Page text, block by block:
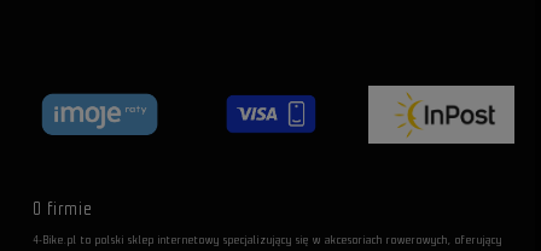
O firmie
4-Bike.pl to polski sklep internetowy specjalizujący się w akcesoriach rowerowych, oferujący